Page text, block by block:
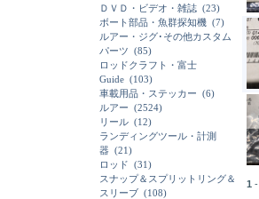
ＤＶＤ・ビデオ・雑誌 (23)
ボート部品・魚群探知機 (7)
ルアー・ジグ･その他カスタム
パーツ (85)
ロッドクラフト・富士
Guide (103)
車載用品・ステッカー (6)
ルアー (2524)
リール (12)
ランディングツール・計測
器 (21)
ロッド (31)
スナップ＆スプリットリング＆
スリーブ (108)
1 -